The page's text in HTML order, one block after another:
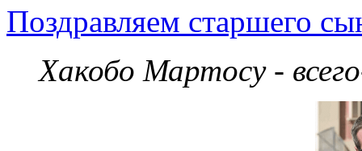
Поздравляем старшего
Хакобо Мартосу -